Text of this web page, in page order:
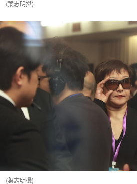
(葉志明攝)
(葉志明攝)